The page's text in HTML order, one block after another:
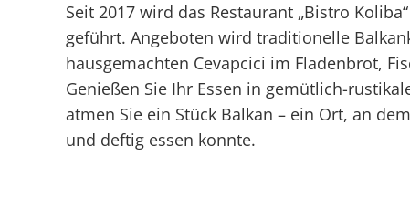
Seit 2017 wird das Restaurant „Bistro
geführt. Angeboten wird traditionelle
hausgemachten Cevapcici im Fladenbrot,
Genießen Sie Ihr Essen in gemütlich-
atmen Sie ein Stück Balkan – ein Ort, an
und deftig essen konnte.